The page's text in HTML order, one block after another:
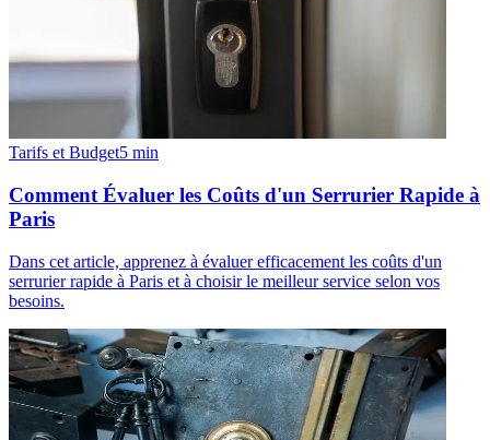
Tarifs et Budget5 min
Comment Évaluer les Coûts d'un Serrurier Rapide à
Paris
Dans cet article, apprenez à évaluer efficacement les coûts d'un
serrurier rapide à Paris et à choisir le meilleur service selon vos
besoins.